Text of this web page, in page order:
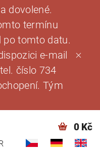
dovolené.
termínu
po tomto datu.
e-mail
číslo 734
Tým
0 Kč